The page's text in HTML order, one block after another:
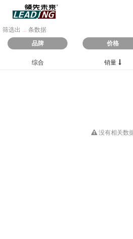
筛选出 ... 条数据
品牌
价格
综合 销量
没有相关数